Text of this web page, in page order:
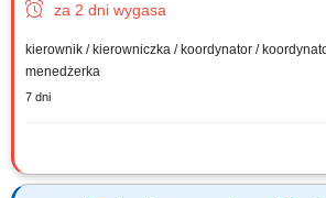
za 2 dni wygasa
kierownik / kierowniczka / koordynator /
menedżerka
7 dni
Główne zadania: Prowadzenie własnej